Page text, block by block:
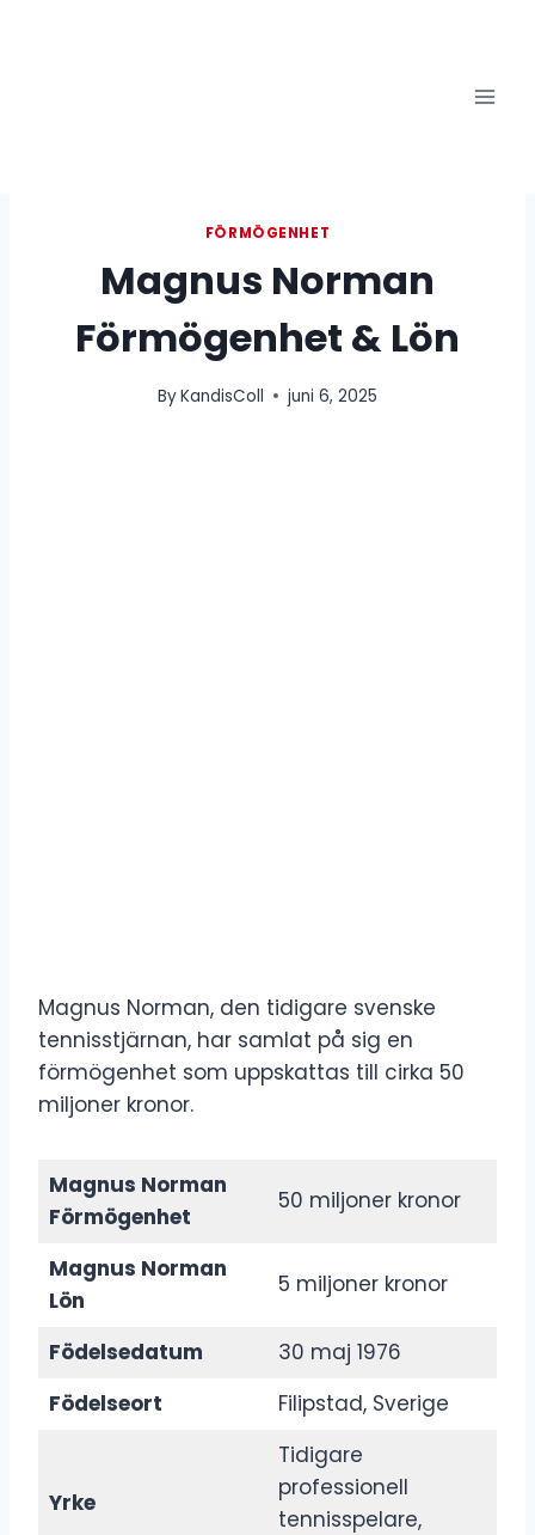
FÖRMÖGENHET
Magnus Norman
Förmögenhet & Lön
ByKandisColl juni 6, 2025
Magnus Norman, den tidigare svenske
tennisstjärnan, har samlat på sig en
förmögenhet som uppskattas till cirka 50
miljoner kronor.
Magnus Norman
Förmögenhet
50 miljoner kronor
Magnus Norman
Lön
5 miljoner kronor
Födelsedatum
30 maj 1976
Födelseort
Filipstad, Sverige
Yrke
Tidigare
professionell
tennisspelare,